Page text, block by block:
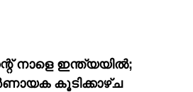
നാളെ ഇന്ത്യയിൽ;
കൂടിക്കാഴ്ച